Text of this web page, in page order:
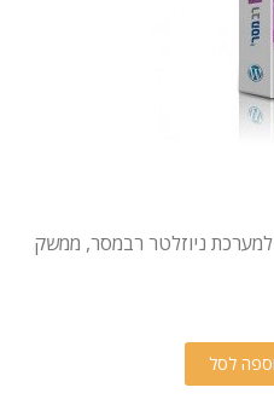
חיבור טופסי Contact Form 7 למערכת ניוזלטר רבמסר, ממשק